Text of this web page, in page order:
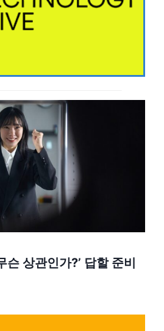
슨 상관인가?’ 답할 준비